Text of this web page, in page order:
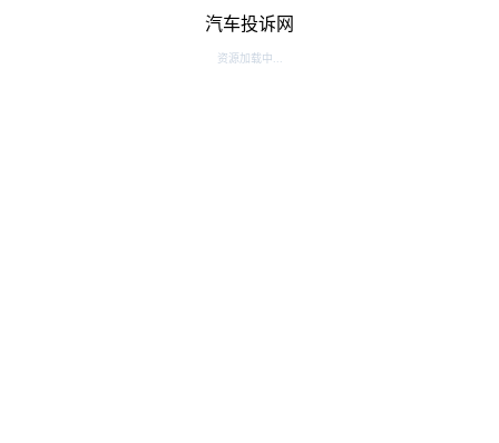
汽车投诉网
资源加载中...